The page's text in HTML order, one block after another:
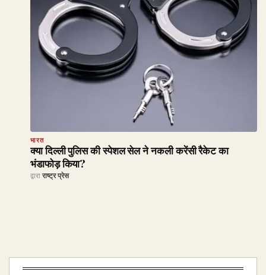
भारत
क्या दिल्ली पुलिस की स्पेशल सेल ने नकली करेंसी रैकेट का
भंडाफोड़ किया?
द्वारा राष्ट्र प्रेस